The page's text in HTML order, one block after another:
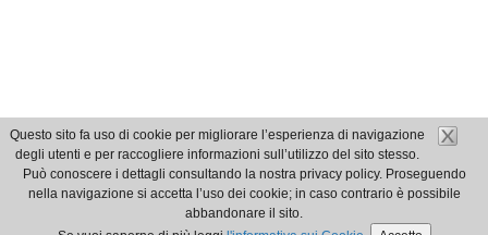
Questo sito fa uso di cookie per migliorare l’esperienza di navigazione
degli utenti e per raccogliere informazioni sull’utilizzo del sito stesso.
Può conoscere i dettagli consultando la nostra privacy policy. Proseguendo
nella navigazione si accetta l’uso dei cookie; in caso contrario è possibile
abbandonare il sito.